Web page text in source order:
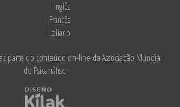
Inglês
Francês
Italiano
parte do conteúdo on-line da Associação Mundial
de Psicanálise.